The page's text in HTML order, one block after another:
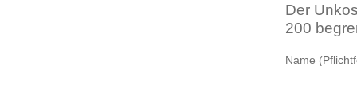
Der
200
Name